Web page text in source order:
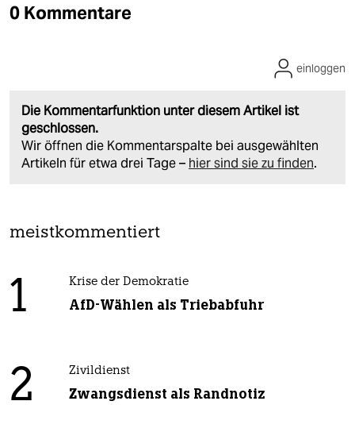
0 Kommentare
Die Kommentarfunktion unter diesem Artikel ist
geschlossen.
Wir öffnen die Kommentarspalte bei ausgewählten
Artikeln für etwa drei Tage – hier sind sie zu finden.
einloggen
meistkommentiert
1 Krise der Demokratie
AfD-Wählen als Triebabfuhr
2 Zivildienst
Zwangsdienst als Randnotiz